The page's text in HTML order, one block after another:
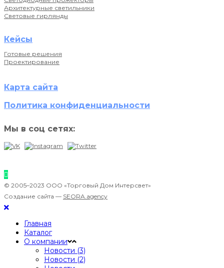
Архитектурные светильники
Световые гирлянды
Кейсы
Готовые решения
Проектирование
Карта сайта
Политика конфиденциальности
Мы в соц сетях:
© 2005–2023 ООО «Торговый Дом Интерсвет»
Создание сайта — SEORA.agency
Главная
Каталог
О компании
Новости (3)
Новости (2)